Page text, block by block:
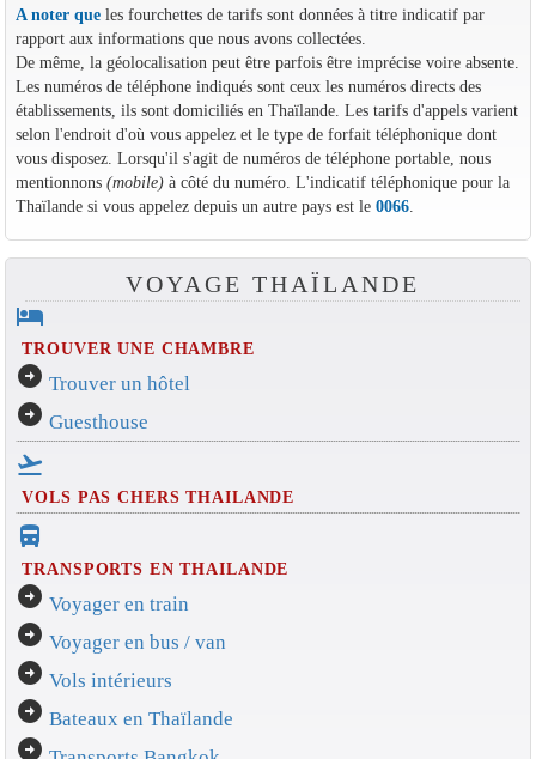
A noter queles fourchettes de tarifs sont données à titre indicatif par
rapport aux informations que nous avons collectées.
De même, la géolocalisation peut être parfois être imprécise voire absente.
Les numéros de téléphone indiqués sont ceux les numéros directs des
établissements, ils sont domiciliés en Thaïlande. Les tarifs d'appels varient
selon l'endroit d'où vous appelez et le type de forfait téléphonique dont
vous disposez. Lorsqu'il s'agit de numéros de téléphone portable, nous
mentionnons (mobile)à côté du numéro. L'indicatif téléphonique pour la
Thaïlande si vous appelez depuis un autre pays est le 0066.
VOYAGE THAÏLANDE
hotel
TROUVER UNE CHAMBRE
arrow_circle_right Trouver un hôtel
arrow_circle_right Guesthouse
flight_takeoff
VOLS PAS CHERS THAILANDE
directions_bus_filled
TRANSPORTS EN THAILANDE
arrow_circle_right Voyager en train
arrow_circle_right Voyager en bus / van
arrow_circle_right Vols intérieurs
arrow_circle_right Bateaux en Thaïlande
arrow_circle_right